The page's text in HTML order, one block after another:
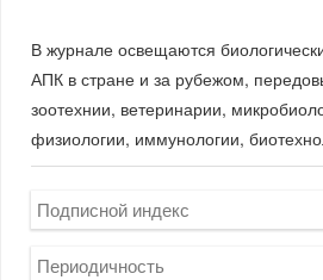
В журнале освещаются
АПК в стране и за рубежом,
зоотехнии, ветеринарии,
физиологии, иммунологии,
Подписной индекс
Периодичность